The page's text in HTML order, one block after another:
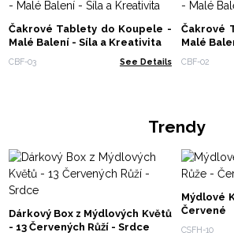
Čakrové Tablety do Koupele -
Malé Balení - Síla a Kreativita
CBF-03 See Details
Čakrové
Malé
CBF-02
Trendy
Dárkový Box z Mýdlových Květů
- 13 Červených Růží - Srdce
Mýdlové
Červené
CSFH-10